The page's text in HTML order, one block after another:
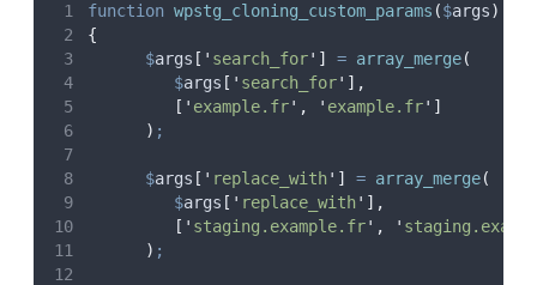
function wpstg_cloning_custom_params ($args)
{
$args [ ' search_for' ] = array_merge(
$args [ ' search_for' ],
[ ' example.fr' , ' example.fr' ]
) ;
$args [ ' replace_with' ] = array_merge(
$args [ ' replace_with' ],
[ ' staging.example.fr' , '
) ;